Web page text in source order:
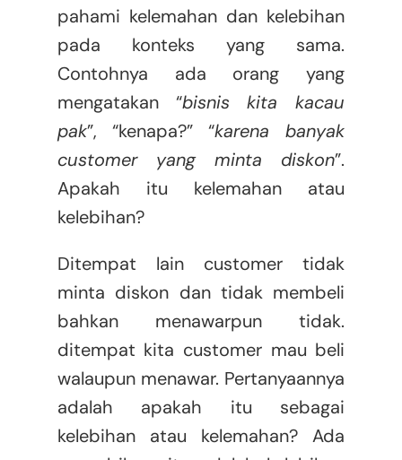
pahami kelemahan dan kelebihan
pada konteks yang sama.
Contohnya ada orang yang
mengatakan “bisnis kita kacau
pak”, “kenapa?” “karena banyak
customer yang minta diskon”.
Apakah itu kelemahan atau
kelebihan?
Ditempat lain customer tidak
minta diskon dan tidak membeli
bahkan menawarpun tidak.
ditempat kita customer mau beli
walaupun menawar. Pertanyaannya
adalah apakah itu sebagai
kelebihan atau kelemahan? Ada